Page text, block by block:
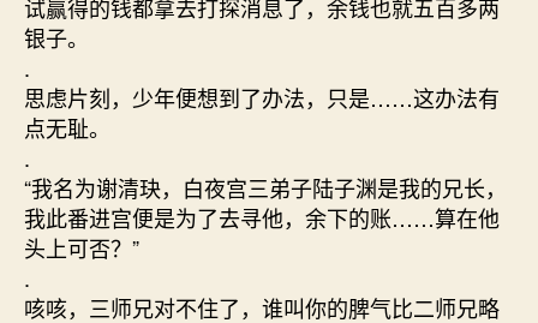
试赢得的钱都拿去打探消息了，余钱也就五百多两
银子。
.
思虑片刻，少年便想到了办法，只是……这办法有
点无耻。
.
“我名为谢清玦，白夜宫三弟子陆子渊是我的兄长，
我此番进宫便是为了去寻他，余下的账……算在他
头上可否？”
.
咳咳，三师兄对不住了，谁叫你的脾气比二师兄略